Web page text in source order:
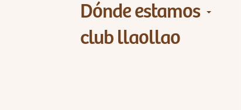
Dónde estamos
club llaollao